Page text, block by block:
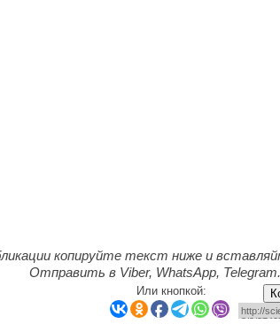
копируйте текст ниже и
Отправить в Viber, WhatsApp,
Или кнопкой: